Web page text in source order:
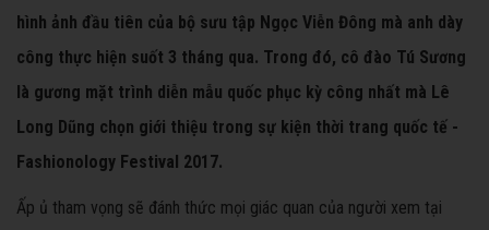
hình ảnh đầu tiên của bộ sưu tập Ngọc Viễn Đông mà anh dày
công thực hiện suốt 3 tháng qua. Trong đó, cô đào Tú Sương
là gương mặt trình diễn mẫu quốc phục kỳ công nhất mà Lê
Long Dũng chọn giới thiệu trong sự kiện thời trang quốc tế -
Fashionology Festival 2017.
Ấp ủ tham vọng sẽ đánh thức mọi giác quan của người xem tại